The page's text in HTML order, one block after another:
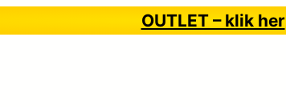
OUTLET – klik her